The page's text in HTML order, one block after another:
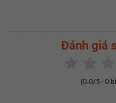
Đánh giá
(0.0/5 - 0